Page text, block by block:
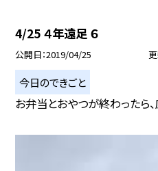
4/25 ４年遠足 ６
公開日 2019/04/25
今日のできごと
お弁当とおやつが終わったら